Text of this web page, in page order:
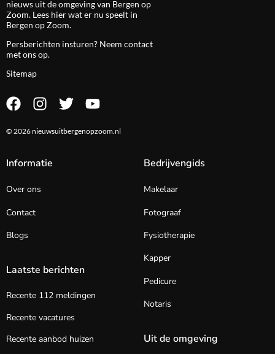
nieuws uit de omgeving van Bergen op
Zoom. Lees hier wat er nu speelt in
Bergen op Zoom.
Persberichten insturen? Neem contact
met ons op.
Sitemap
© 2026 nieuwsuitbergenopzoom.nl
Informatie
Over ons
Contact
Blogs
Laatste berichten
Recente 112 meldingen
Recente vacatures
Recente aanbod huizen
Bedrijvengids
Makelaar
Fotograaf
Fysiotherapie
Kapper
Pedicure
Notaris
Uit de omgeving